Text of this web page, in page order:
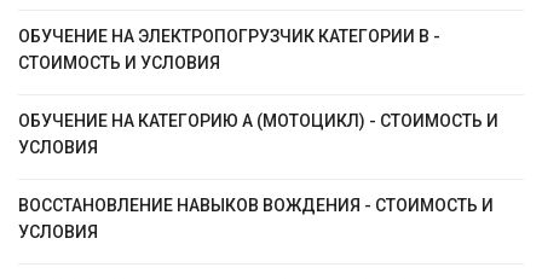
ОБУЧЕНИЕ НА ЭЛЕКТРОПОГРУЗЧИК КАТЕГОРИИ B -
СТОИМОСТЬ И УСЛОВИЯ
ОБУЧЕНИЕ НА КАТЕГОРИЮ А (МОТОЦИКЛ) - СТОИМОСТЬ И
УСЛОВИЯ
ВОССТАНОВЛЕНИЕ НАВЫКОВ ВОЖДЕНИЯ - СТОИМОСТЬ И
УСЛОВИЯ